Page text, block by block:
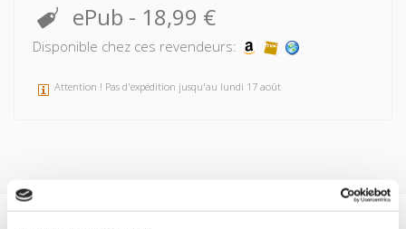
ePub - 18,99 €
Disponible chez ces revendeurs:
Attention ! Pas d'expédition jusqu'au lundi 17 août